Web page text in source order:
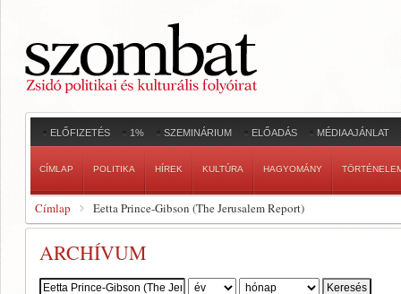
ELŐFIZETÉS 1% SZEMINÁRIUM ELŐADÁS MÉDIAAJÁNLAT
CÍMLAP POLITIKA HÍREK KULTÚRA HAGYOMÁNY
Címlap Eetta Prince-Gibson (The Jerusalem Report)
ARCHÍVUM
Szerző: